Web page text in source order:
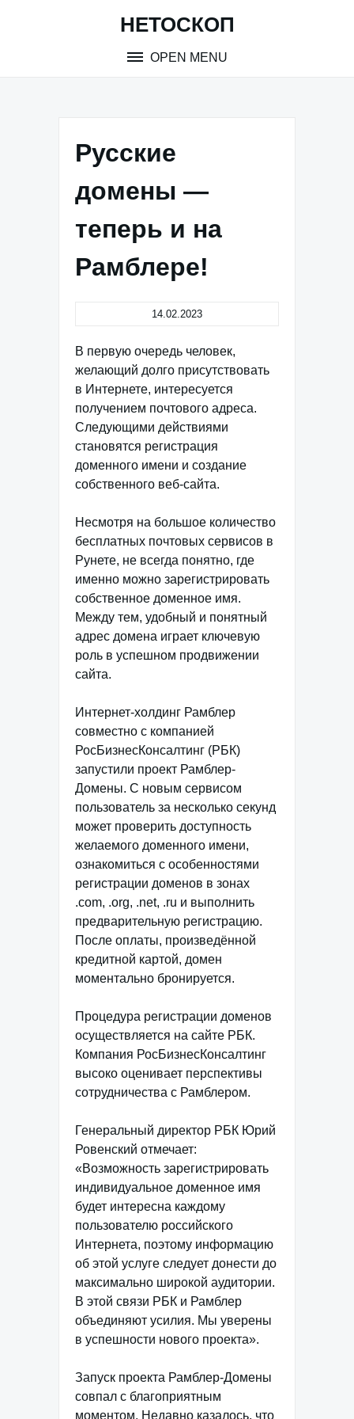
НЕТОСКОП
OPEN MENU
Русские
домены —
теперь и на
Рамблере!
14.02.2023
В первую очередь человек,
желающий долго присутствовать
в Интернете, интересуется
получением почтового адреса.
Следующими действиями
становятся регистрация
доменного имени и создание
собственного веб-сайта.
Несмотря на большое количество
бесплатных почтовых сервисов в
Рунете, не всегда понятно, где
именно можно зарегистрировать
собственное доменное имя.
Между тем, удобный и понятный
адрес домена играет ключевую
роль в успешном продвижении
сайта.
Интернет-холдинг Рамблер
совместно с компанией
РосБизнесКонсалтинг (РБК)
запустили проект Рамблер-
Домены. С новым сервисом
пользователь за несколько секунд
может проверить доступность
желаемого доменного имени,
ознакомиться с особенностями
регистрации доменов в зонах
.com, .org, .net, .ru и выполнить
предварительную регистрацию.
После оплаты, произведённой
кредитной картой, домен
моментально бронируется.
Процедура регистрации доменов
осуществляется на сайте РБК.
Компания РосБизнесКонсалтинг
высоко оценивает перспективы
сотрудничества с Рамблером.
Генеральный директор РБК Юрий
Ровенский отмечает:
«Возможность зарегистрировать
индивидуальное доменное имя
будет интересна каждому
пользователю российского
Интернета, поэтому информацию
об этой услуге следует донести до
максимально широкой аудитории.
В этой связи РБК и Рамблер
объединяют усилия. Мы уверены
в успешности нового проекта».
Запуск проекта Рамблер-Домены
совпал с благоприятным
моментом. Недавно казалось, что